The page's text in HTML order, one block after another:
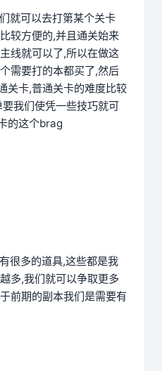
就可以去打第某个关卡
较方便的,并且通关始来
线就可以了,所以在做这
需要打的本都买了,然后
关卡,普通关卡的难度比较
我们使凭一些技巧就可
的这个brag
很多的道具,这些都是我
多,我们就可以争取更多
前期的副本我们是需要有